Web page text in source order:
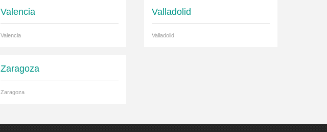
Valencia
Valencia
Valladolid
Valladolid
Zaragoza
Zaragoza